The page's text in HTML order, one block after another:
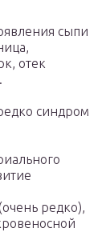
сыпи
отек
синдром
редко),